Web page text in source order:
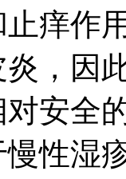
止痒作
，因
安全
性湿